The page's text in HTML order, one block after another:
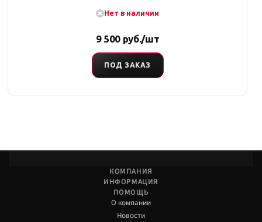
Нет в наличии
9 500 руб./шт
ПОД ЗАКАЗ
КОМПАНИЯ
ИНФОРМАЦИЯ
ПОМОЩЬ
О компании
Новости